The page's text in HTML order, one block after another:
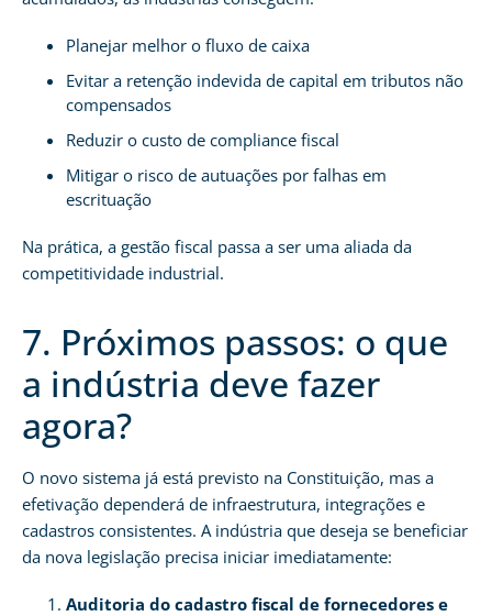
Planejar melhor o fluxo de caixa
Evitar a retenção indevida de capital em tributos não
compensados
Reduzir o custo de compliance fiscal
Mitigar o risco de autuações por falhas em
escrituação
Na prática, a gestão fiscal passa a ser uma aliada da
competitividade industrial.
7. Próximos passos: o que
a indústria deve fazer
agora?
O novo sistema já está previsto na Constituição, mas a
efetivação dependerá de infraestrutura, integrações e
cadastros consistentes. A indústria que deseja se beneficiar
da nova legislação precisa iniciar imediatamente:
Auditoria do cadastro fiscal de fornecedores e